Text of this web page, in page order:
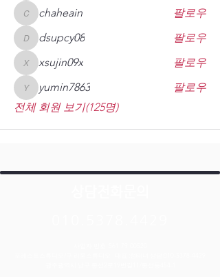
chaheain
chaheain 팔로우
dsupcy08
dsupcy08 팔로우
xsujin09x
xsujin09x 팔로우
yumin7863
yumin7863
팔로우
전체 회원 보기(125명)